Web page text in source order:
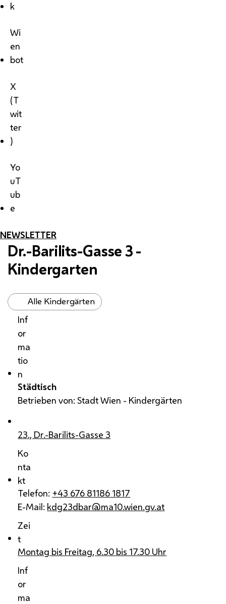
k
Wi
en
bot
X
(T
wit
ter
)
Yo
uT
ub
e
NEWSLETTER
Dr.-Barilits-Gasse 3 -
Kindergarten
Alle Kindergärten
Inf
or
ma
tio
n
Städtisch
Betrieben von: Stadt Wien - Kindergärten
23., Dr.-Barilits-Gasse 3
Ko
nta
kt
Telefon: +43 676 81186 1817
E-Mail: kdg23dbar@ma10.wien.gv.at
Zei
t
Montag bis Freitag, 6.30 bis 17.30 Uhr
Inf
or
ma